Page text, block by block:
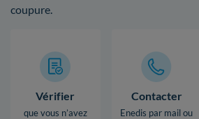
coupure.
Vérifier
que vous n’avez
Contacter
Enedis par mail ou